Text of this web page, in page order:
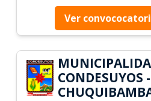
Ver
CONDESUYOS -